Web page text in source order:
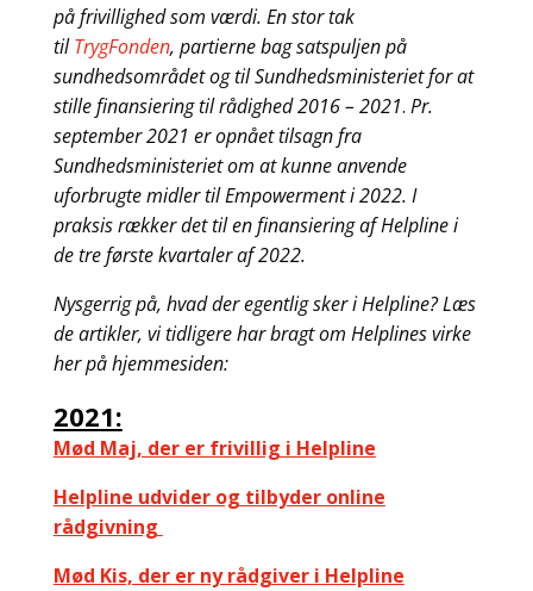
på frivillighed som værdi. En stor tak
til TrygFonden, partierne bag satspuljen på
sundhedsområdet og til Sundhedsministeriet for at
stille finansiering til rådighed 2016 – 2021. Pr.
september 2021 er opnået tilsagn fra
Sundhedsministeriet om at kunne anvende
uforbrugte midler til Empowerment i 2022. I
praksis rækker det til en finansiering af Helpline i
de tre første kvartaler af 2022.
Nysgerrig på, hvad der egentlig sker i Helpline? Læs
de artikler, vi tidligere har bragt om Helplines virke
her på hjemmesiden:
2021:
Mød Maj, der er frivillig i Helpline
Helpline udvider og tilbyder online
rådgivning
Mød Kis, der er ny rådgiver i Helpline